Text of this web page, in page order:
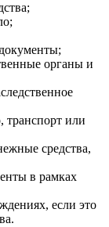
органы и
транспорт или
средства,
в рамках
если это